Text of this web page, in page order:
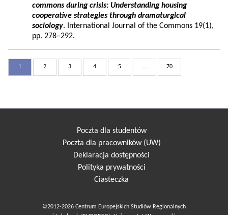
commons during crisis: Understanding housing
cooperative strategies through dramaturgical
sociology. International Journal of the Commons 19(1),
pp. 278–292.
1 2 3 4 5 ... 70
Poczta dla studentów
Poczta dla pracowników (UW)
Deklaracja dostępności
Polityka prywatności
Ciasteczka
©2012-2026 Centrum Europejskich Studiów Regionalnych